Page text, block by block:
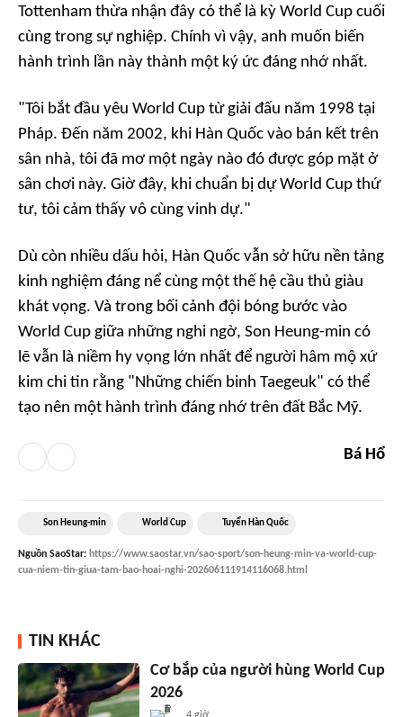
Tottenham thừa nhận đây có thể là kỳ World Cup cuối
cùng trong sự nghiệp. Chính vì vậy, anh muốn biến
hành trình lần này thành một ký ức đáng nhớ nhất.
"Tôi bắt đầu yêu World Cup từ giải đấu năm 1998 tại
Pháp. Đến năm 2002, khi Hàn Quốc vào bán kết trên
sân nhà, tôi đã mơ một ngày nào đó được góp mặt ở
sân chơi này. Giờ đây, khi chuẩn bị dự World Cup thứ
tư, tôi cảm thấy vô cùng vinh dự."
Dù còn nhiều dấu hỏi, Hàn Quốc vẫn sở hữu nền tảng
kinh nghiệm đáng nể cùng một thế hệ cầu thủ giàu
khát vọng. Và trong bối cảnh đội bóng bước vào
World Cup giữa những nghi ngờ, Son Heung-min có
lẽ vẫn là niềm hy vọng lớn nhất để người hâm mộ xứ
kim chi tin rằng "Những chiến binh Taegeuk" có thể
tạo nên một hành trình đáng nhớ trên đất Bắc Mỹ.
Bá Hổ
Son Heung-min World Cup Tuyển Hàn Quốc
Nguồn SaoStar: https://www.saostar.vn/sao-sport/son-heung-min-va-world-cup-
cua-niem-tin-giua-tam-bao-hoai-nghi-202606111914116068.html
TIN KHÁC
Cơ bắp của người hùng World Cup
2026